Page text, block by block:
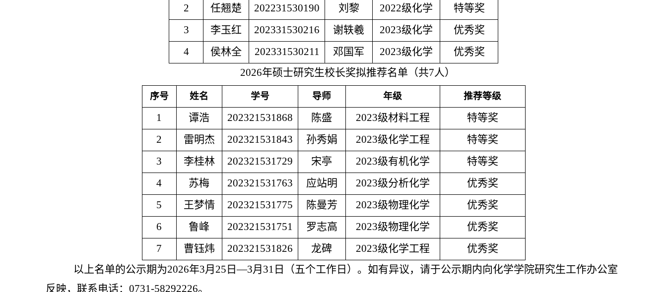
2
任翘楚 202231530190 刘黎 2022级化学
特等奖
3
李玉红 202331530216 谢轶羲 2023级化学
优秀奖
4
侯林全 202331530211 邓国军 2023级化学
优秀奖
2026年硕士研究生校长奖拟推荐名单（共7人）
序号 姓名 学号 导师 年级 推荐等级
1 谭浩 202321531868 陈盛 2023级材料工程
特等奖
2
雷明杰 202321531843 孙秀娟 2023级化学工程
特等奖
3
李桂林 202321531729 宋亭 2023级有机化学
特等奖
4
苏梅 202321531763 应站明 2023级分析化学
优秀奖
5
王梦情 202321531775 陈曼芳 2023级物理化学
优秀奖
6
鲁峰 202321531751 罗志高 2023级物理化学
优秀奖
7
曹钰炜 202321531826 龙碑 2023级化学工程
优秀奖
以上名单的公示期为2026年3月25日—3月31日（五个工作日）。如有异议，请于公示期内向化学学院研究生工作办公室
反映，联系电话：0731-58292226。